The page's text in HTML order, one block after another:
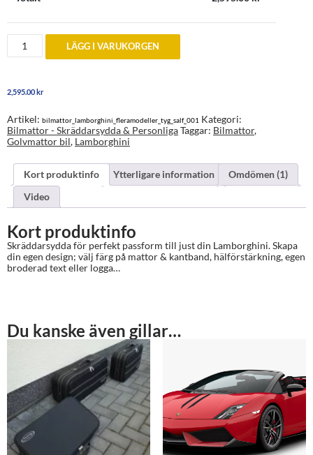
Lamborghini
Bilmattor
-
personliga
LÄGG I VARUKORGEN
2,595.00kr
Artikel: bilmattor_lamborghini_fleramodeller_tyg_salf_001 Kategori:
Bilmattor - Skräddarsydda & PersonligaTaggar: Bilmattor,
Golvmattor bil, Lamborghini
Kort produktinfo Ytterligare information
Omdömen (1)
Video
Kort produktinfo
Skräddarsydda för perfekt passform till just din Lamborghini. Skapa
din egen design; välj färg på mattor & kantband, hälförstärkning, egen
broderad text eller logga…
Du kanske även gillar…